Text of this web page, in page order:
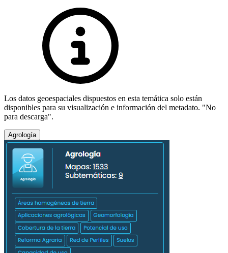
Los datos geoespaciales dispuestos en esta temática solo están
disponibles para su visualización e información del metadato. "No
para descarga".
Agrología